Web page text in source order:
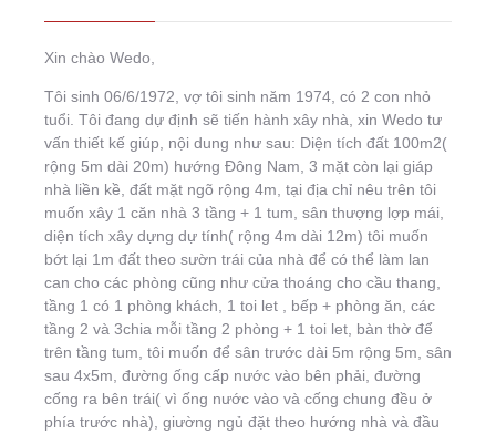
Xin chào Wedo,
Tôi sinh 06/6/1972, vợ tôi sinh năm 1974, có 2 con nhỏ
tuổi. Tôi đang dự định sẽ tiến hành xây nhà, xin Wedo tư
vấn thiết kế giúp, nội dung như sau: Diện tích đất 100m2(
rộng 5m dài 20m) hướng Đông Nam, 3 mặt còn lại giáp
nhà liền kề, đất mặt ngõ rộng 4m, tại địa chỉ nêu trên tôi
muốn xây 1 căn nhà 3 tầng + 1 tum, sân thượng lợp mái,
diện tích xây dựng dự tính( rộng 4m dài 12m) tôi muốn
bớt lại 1m đất theo sườn trái của nhà để có thể làm lan
can cho các phòng cũng như cửa thoáng cho cầu thang,
tầng 1 có 1 phòng khách, 1 toi let , bếp + phòng ăn, các
tầng 2 và 3chia mỗi tầng 2 phòng + 1 toi let, bàn thờ để
trên tầng tum, tôi muốn để sân trước dài 5m rộng 5m, sân
sau 4x5m, đường ống cấp nước vào bên phải, đường
cống ra bên trái( vì ống nước vào và cống chung đều ở
phía trước nhà), giường ngủ đặt theo hướng nhà và đầu